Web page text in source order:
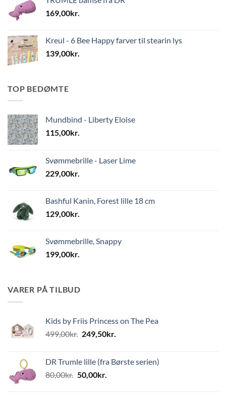
169,00kr.
Kreul - 6 Bee Happy farver til stearin lys
139,00kr.
TOP BEDØMTE
Mundbind - Liberty Eloise
115,00kr.
Svømmebrille - Laser Lime
229,00kr.
Bashful Kanin, Forest lille 18 cm
129,00kr.
Svømmebrille, Snappy
199,00kr.
VARER PÅ TILBUD
Kids by Friis Princess on The Pea
499,00kr. Den
var:
499,00kr..
249,50kr.
er:
DR Trumle lille (fra Børste serien)
80,00kr. Den
50,00kr.